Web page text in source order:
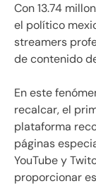
Con 13.74
el político
streamers
de contenido
En este
recalcar, el
plataforma
páginas
YouTube y
proporcionar